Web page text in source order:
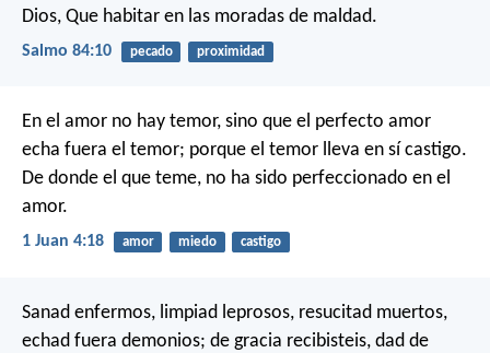
Dios, Que habitar en las moradas de maldad.
Salmo 84:10 pecado proximidad
En el amor no hay temor, sino que el perfecto amor
echa fuera el temor; porque el temor lleva en sí castigo.
De donde el que teme, no ha sido perfeccionado en el
amor.
1 Juan 4:18 amor miedo castigo
Sanad enfermos, limpiad leprosos, resucitad muertos,
echad fuera demonios; de gracia recibisteis, dad de